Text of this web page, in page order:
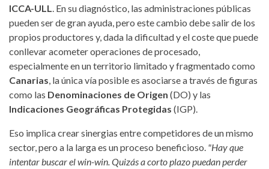
ICCA-ULL. En su diagnóstico, las administraciones públicas
pueden ser de gran ayuda, pero este cambio debe salir de los
propios productores y, dada la dificultad y el coste que puede
conllevar acometer operaciones de procesado,
especialmente en un territorio limitado y fragmentado como
Canarias, la única vía posible es asociarse a través de figuras
como las Denominaciones de Origen (DO) y las
Indicaciones Geográficas Protegidas (IGP).
Eso implica crear sinergias entre competidores de un mismo
sector, pero a la larga es un proceso beneficioso. "Hay que
intentar buscar el win-win. Quizás a corto plazo puedan perder